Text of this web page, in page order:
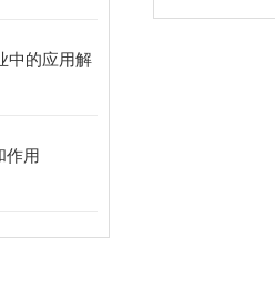
中的应用解
作用